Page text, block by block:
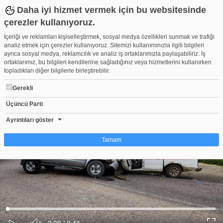
Daha iyi hizmet vermek için bu websitesinde
çerezler kullanıyoruz.
İçeriği ve reklamları kişiselleştirmek, sosyal medya özellikleri sunmak ve trafiği
analiz etmek için çerezler kullanıyoruz. Sitemizi kullanımınızla ilgili bilgileri
ayrıca sosyal medya, reklamcılık ve analiz iş ortaklarımızla paylaşabiliriz. İş
ortaklarımız, bu bilgileri kendilerine sağladığınız veya hizmetlerini kullanırken
topladıkları diğer bilgilerle birleştirebilir.
Gerekli
Üçüncü Parti
Ayrıntıları göster
Tamam
Çerez nedir?
Çerezler, web-sitelerinin, kullanıcıların deneyimlerini daha verimli hale getirmek
amacıyla kullandığı küçük metin dosyalarıdır. Yasalara göre, bu sitenin
işletilmesi için kesinlikle gerekli olan çerezleri cihazınıza yerleştirebiliyoruz.
Diğer çerez türleri için sizden izin almamız gerekiyor. Bu site farklı çerez türleri
kullanmaktadır. Bazı çerezler, sayfalarımızda yer alan üçüncü şahıs hizmetleri
tarafından yerleştirilir. İzniniz şu alanlar için geçerlidir: web.tv
Ses
Yüklendi:
0%
Yükleniyor:
0%
Bursa'da otomobiller kafa kafaya çarpıştı: 1 ölü, 4 yaralı